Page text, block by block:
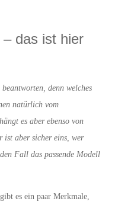
das ist hier
denn welches
natürlich vom
es aber ebenso von
aber sicher eins, wer
Fall das passende Modell
es ein paar Merkmale,